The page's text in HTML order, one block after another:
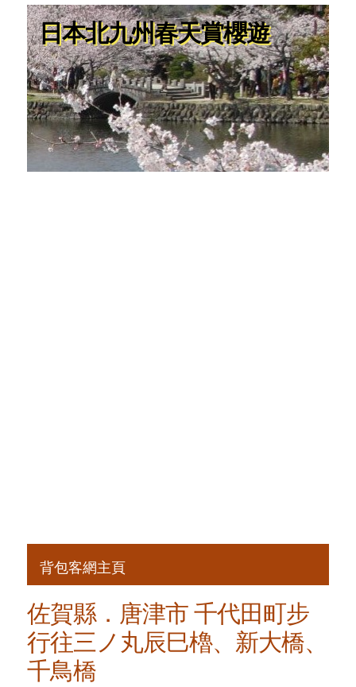
日本北九州春天賞櫻遊
背包客網主頁
佐賀縣．唐津市 千代田町步
行往三ノ丸辰巳櫓、新大橋、
千鳥橋